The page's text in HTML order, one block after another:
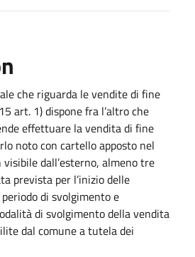
che riguarda le vendite di fine
art. 1) dispone fra l’altro che
effettuare la vendita di fine
noto con cartello apposto nel
dall’esterno, almeno tre
prevista per l’inizio delle
di svolgimento e
di svolgimento della vendita
dal comune a tutela dei